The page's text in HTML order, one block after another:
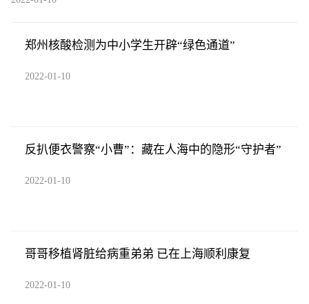
郑州核酸检测为中小学生开辟“绿色通道”
2022-01-10
反扒便衣警察“小曹”：藏在人海中的隐形“守护者”
2022-01-10
哥哥移植肾脏给病重弟弟 已在上海顺利康复
2022-01-10